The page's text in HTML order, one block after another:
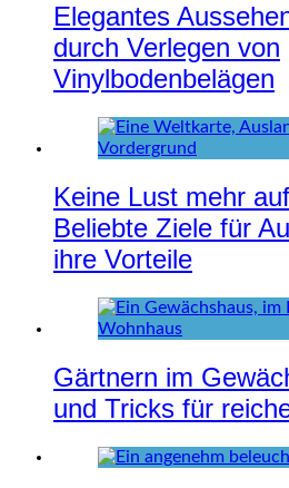
Elegantes
durch Verlegen von
Vinylbodenbelägen
Keine Lust mehr
Beliebte Ziele für
ihre Vorteile
Gärtnern im
und Tricks für